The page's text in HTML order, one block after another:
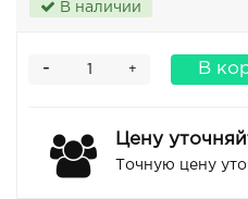
В наличии
+
- В
Цену
Точную цену